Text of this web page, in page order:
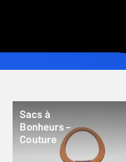
Sacs à
Bonheurs –
Couture